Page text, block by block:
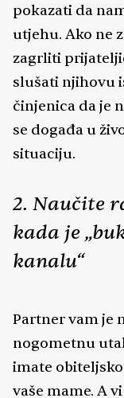
pokazati da
utjehu. Ako ne
zagrliti
slušati njihovu
činjenica da je
se događa u
situaciju.
2. Naučite
kada je
kanalu“
Partner vam je
nogometnu
imate
vaše mame. A